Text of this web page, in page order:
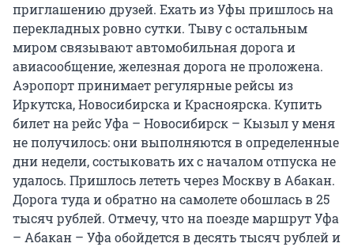
приглашению друзей. Ехать из Уфы пришлось на
перекладных ровно сутки. Тыву с остальным
миром связывают автомобильная дорога и
авиасообщение, железная дорога не проложена.
Аэропорт принимает регулярные рейсы из
Иркутска, Новосибирска и Красноярска. Купить
билет на рейс Уфа – Новосибирск – Кызыл у меня
не получилось: они выполняются в определенные
дни недели, состыковать их с началом отпуска не
удалось. Пришлось лететь через Москву в Абакан.
Дорога туда и обратно на самолете обошлась в 25
тысяч рублей. Отмечу, что на поезде маршрут Уфа
– Абакан – Уфа обойдется в десять тысяч рублей и